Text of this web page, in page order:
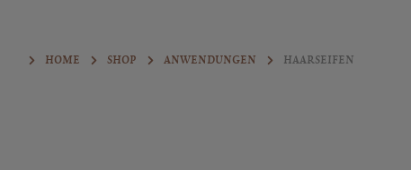
HOME SHOP ANWENDUNGEN HAARSEIFEN